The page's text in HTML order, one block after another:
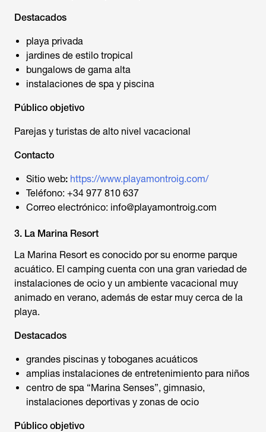
Destacados
playa privada
jardines de estilo tropical
bungalows de gama alta
instalaciones de spa y piscina
Público objetivo
Parejas y turistas de alto nivel vacacional
Contacto
Sitio web: https://www.playamontroig.com/
Teléfono: +34 977 810 637
Correo electrónico: info@playamontroig.com
3. La Marina Resort
La Marina Resort es conocido por su enorme parque
acuático. El camping cuenta con una gran variedad de
instalaciones de ocio y un ambiente vacacional muy
animado en verano, además de estar muy cerca de la
playa.
Destacados
grandes piscinas y toboganes acuáticos
amplias instalaciones de entretenimiento para niños
centro de spa “Marina Senses”, gimnasio,
instalaciones deportivas y zonas de ocio
Público objetivo